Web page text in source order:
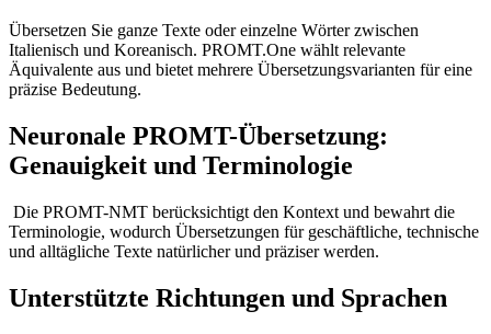
Übersetzen Sie ganze Texte oder einzelne Wörter zwischen
Italienisch und Koreanisch. PROMT.One wählt relevante
Äquivalente aus und bietet mehrere Übersetzungsvarianten für eine
präzise Bedeutung.
Neuronale PROMT-Übersetzung:
Genauigkeit und Terminologie
Die PROMT-NMT berücksichtigt den Kontext und bewahrt die
Terminologie, wodurch Übersetzungen für geschäftliche, technische
und alltägliche Texte natürlicher und präziser werden.
Unterstützte Richtungen und Sprachen